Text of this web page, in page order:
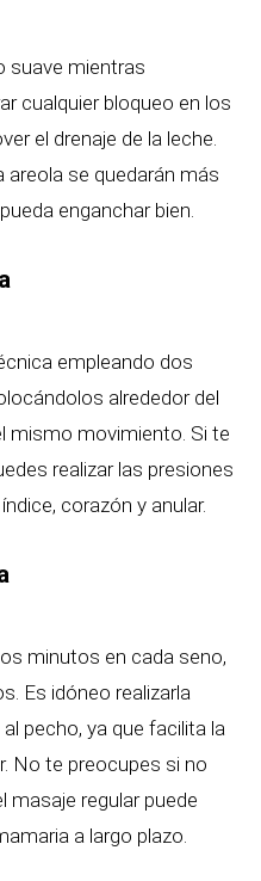
suave mientras
cualquier bloqueo en los
el drenaje de la leche.
areola se quedarán más
enganchar bien.
empleando dos
alrededor del
mismo movimiento. Si te
realizar las presiones
corazón y anular.
minutos en cada seno,
Es idóneo realizarla
pecho, ya que facilita la
No te preocupes si no
masaje regular puede
a largo plazo.